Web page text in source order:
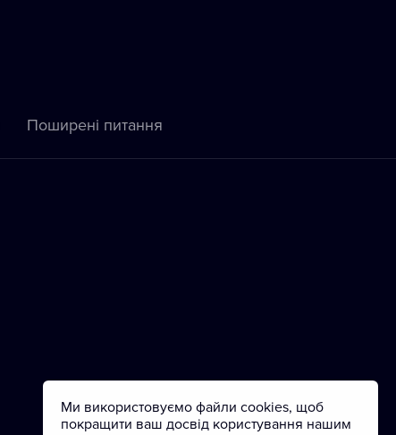
Пoширені питання
Ми використовуємо файли cookies, щоб
покращити ваш досвід користування нашим